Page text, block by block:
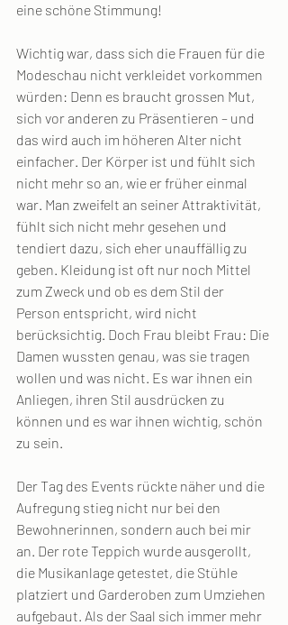
eine schöne Stimmung!
Wichtig war, dass sich die Frauen für die
Modeschau nicht verkleidet vorkommen
würden: Denn es braucht grossen Mut,
sich vor anderen zu Präsentieren – und
das wird auch im höheren Alter nicht
einfacher. Der Körper ist und fühlt sich
nicht mehr so an, wie er früher einmal
war. Man zweifelt an seiner Attraktivität,
fühlt sich nicht mehr gesehen und
tendiert dazu, sich eher unauffällig zu
geben. Kleidung ist oft nur noch Mittel
zum Zweck und ob es dem Stil der
Person entspricht, wird nicht
berücksichtig. Doch Frau bleibt Frau: Die
Damen wussten genau, was sie tragen
wollen und was nicht. Es war ihnen ein
Anliegen, ihren Stil ausdrücken zu
können und es war ihnen wichtig, schön
zu sein.
Der Tag des Events rückte näher und die
Aufregung stieg nicht nur bei den
Bewohnerinnen, sondern auch bei mir
an. Der rote Teppich wurde ausgerollt,
die Musikanlage getestet, die Stühle
platziert und Garderoben zum Umziehen
aufgebaut. Als der Saal sich immer mehr